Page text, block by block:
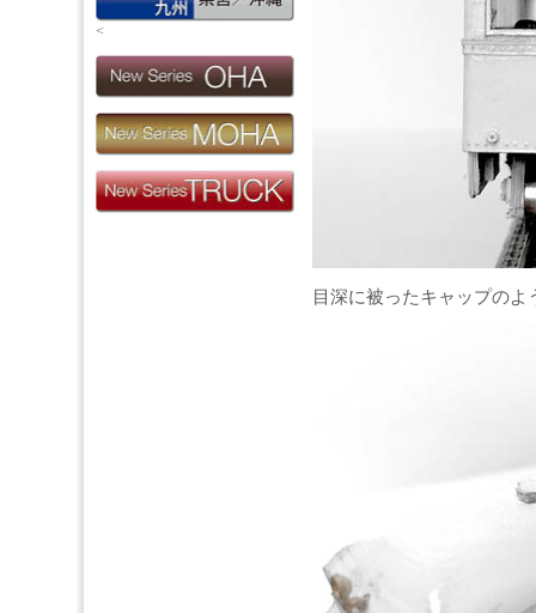
目深に被ったキャップの
<